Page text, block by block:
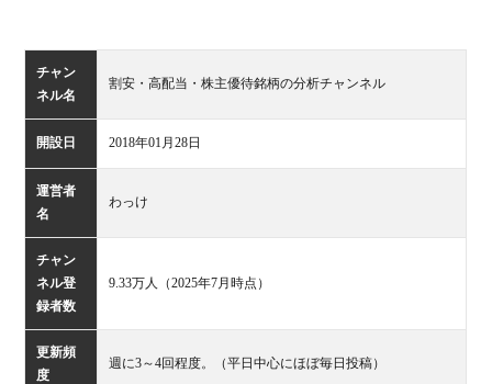
チャン
ネル名
割安・高配当・株主優待銘柄の分析チャンネル
開設日 2018年01月28日
運営者
名
わっけ
チャン
ネル登
録者数
9.33万人（2025年7月時点）
更新頻
度
週に3～4回程度。（平日中心にほぼ毎日投稿）